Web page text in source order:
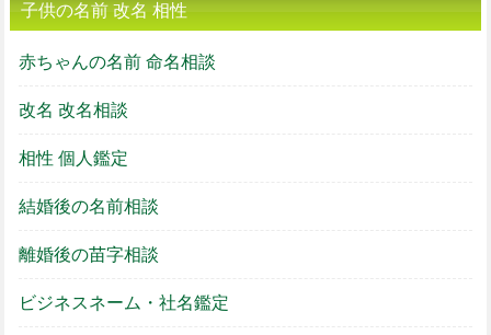
子供の名前 改名 相性
赤ちゃんの名前 命名相談
改名 改名相談
相性 個人鑑定
結婚後の名前相談
離婚後の苗字相談
ビジネスネーム・社名鑑定